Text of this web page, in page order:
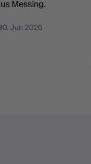
Messing.
Jun 2026